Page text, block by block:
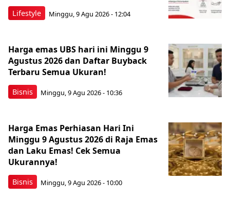
Lifestyle Minggu, 9 Agu 2026 - 12:04
Bisnis
Harga emas UBS hari ini Minggu 9
Agustus 2026 dan Daftar Buyback
Terbaru Semua Ukuran!
Minggu, 9 Agu 2026 - 10:36
Bisnis
Harga Emas Perhiasan Hari Ini
Minggu 9 Agustus 2026 di Raja Emas
dan Laku Emas! Cek Semua
Ukurannya!
Minggu, 9 Agu 2026 - 10:00